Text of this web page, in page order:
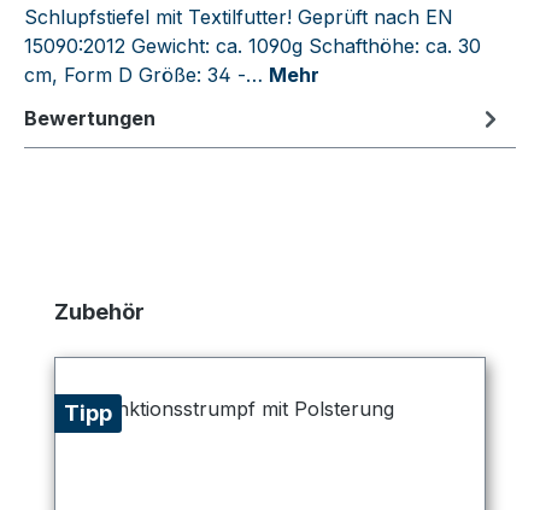
Schlupfstiefel mit Textilfutter! Geprüft nach EN
15090:2012 Gewicht: ca. 1090g Schafthöhe: ca. 30
cm, Form D Größe: 34 -… Mehr
Bewertungen
Produktgalerie überspringen
Zubehör
Tipp